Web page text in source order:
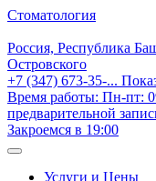
Стоматология
Россия, Республика
Островского
+7 (347) 673-35-...
Время работы: Пн-пт:
предварительной
Закроемся в 19:00
Услуги и Цены